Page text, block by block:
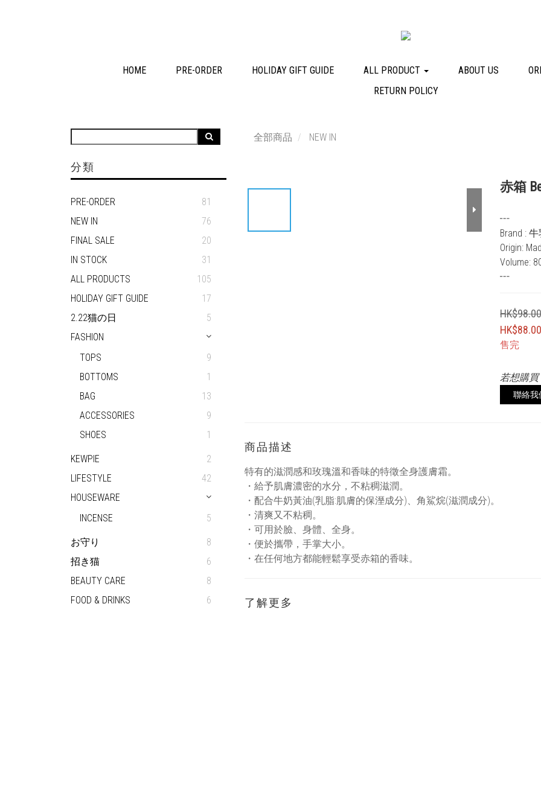
HOME PRE-ORDER HOLIDAY GIFT GUIDE ALL PRODUCT ABOUT US
RETURN POLICY
分類
PRE-ORDER
81
NEW IN
76
FINAL SALE
20
IN STOCK
31
ALL PRODUCTS
105
HOLIDAY GIFT GUIDE
17
2.22猫の日
5
FASHION
TOPS
9
BOTTOMS
1
BAG
13
ACCESSORIES
9
SHOES
1
KEWPIE
2
LIFESTYLE
42
HOUSEWARE
INCENSE
5
お守り
8
招き猫
6
BEAUTY CARE
8
FOOD & DRINKS
6
全部商品 NEW IN
赤箱
┅
Brand :
Origin:
Volume:
┅
HK$88.00
售完
若想購買
聯絡我
商品描述
特有的滋潤感和玫瑰溫和香味的特徵全身護膚霜。
・給予肌膚濃密的水分，不粘稠滋潤。
・配合牛奶黃油(乳脂:肌膚的保溼成分)、角鯊烷(滋潤成分)。
・清爽又不粘稠。
・可用於臉、身體、全身。
・便於攜帶，手掌大小。
・在任何地方都能輕鬆享受赤箱的香味。
了解更多